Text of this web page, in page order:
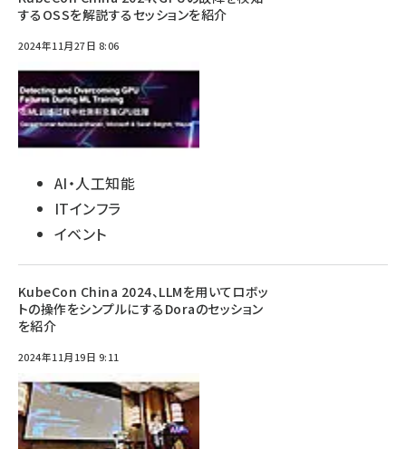
するOSSを解説するセッションを紹介
2024年11月27日 8:06
AI・人工知能
ITインフラ
イベント
KubeCon China 2024、LLMを用いてロボッ
トの操作をシンプルにするDoraのセッション
を紹介
2024年11月19日 9:11